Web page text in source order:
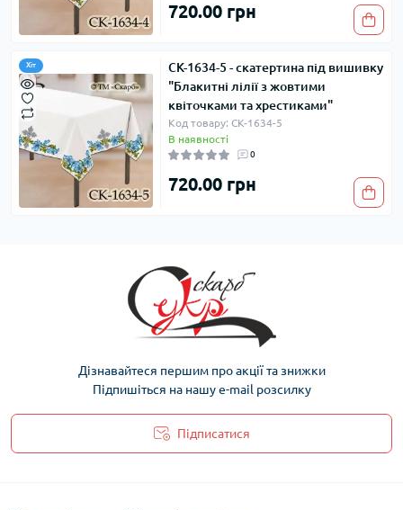
720.00 грн
Хіт
СК-1634-5 - скатертина під вишивку
"Блакитні лілії з жовтими
квіточками та хрестиками"
Код товару: СК-1634-5
В наявності
0
720.00 грн
Дізнавайтеся першим про акції та знижки
Підпишіться на нашу e-mail розсилку
Підписатися